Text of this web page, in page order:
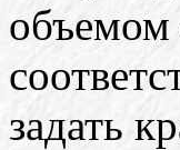
объемом
задать